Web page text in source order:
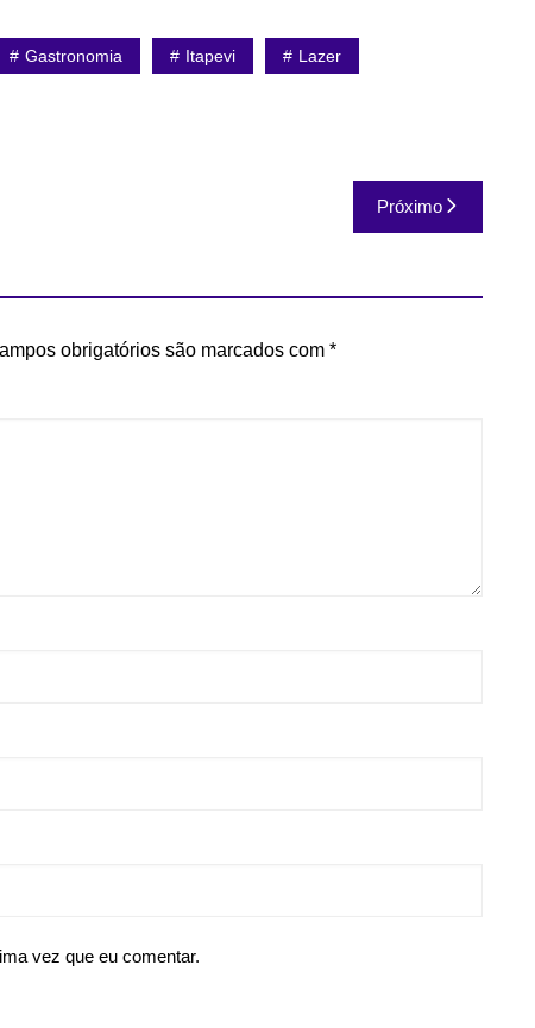
Gastronomia Itapevi Lazer
Próximo
obrigatórios são marcados com *
vez que eu comentar.